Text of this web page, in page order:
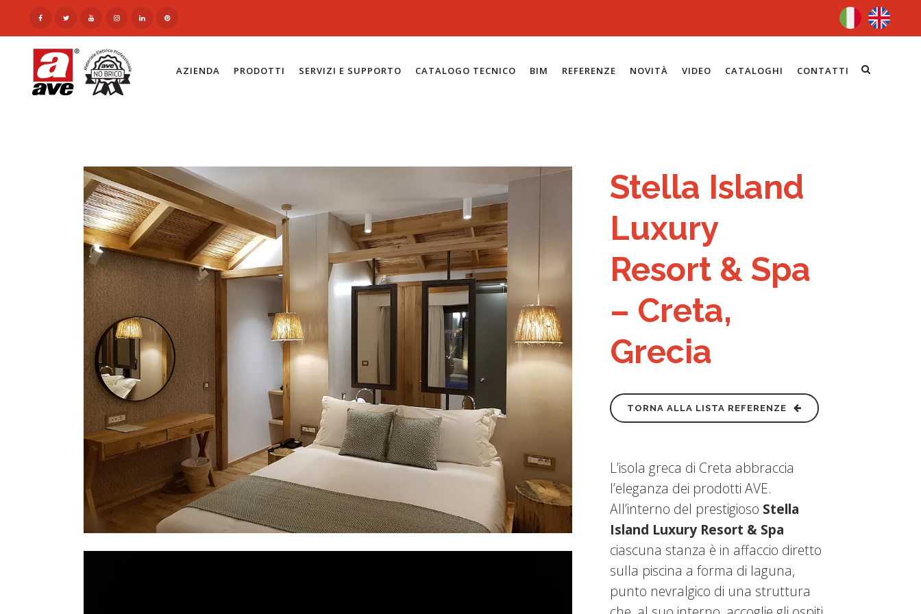
AZIENDA PRODOTTI SERVIZI E SUPPORTO CATALOGO TECNICO BIM REFERENZE NOVITÀ VIDEO CATALOGHI CONTATTI
Stella Island
Luxury
Resort & Spa
– Creta,
Grecia
TORNA ALLA LISTA REFERENZE
L’isola greca di Creta abbraccia
l’eleganza dei prodotti AVE.
All’interno del prestigioso Stella
Island Luxury Resort & Spa
ciascuna stanza è in affaccio diretto
sulla piscina a forma di laguna,
punto nevralgico di una struttura